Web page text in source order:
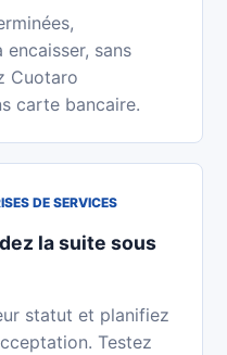
sans
Cuotaro
carte bancaire.
DE SERVICES
la suite sous
statut et planifiez
Testez